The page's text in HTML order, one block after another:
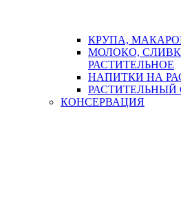
КРУПА,
МОЛОКО,
РАСТИТЕЛЬНОЕ
НАПИТКИ НА
РАСТИТЕЛЬНЫЙ
КОНСЕРВАЦИЯ